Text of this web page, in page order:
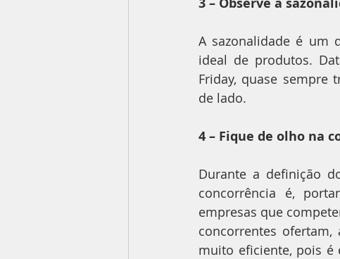
A sazonalidade é um
ideal de produtos.
Friday, quase sempre
de lado.
4 – Fique de olho na
Durante a definição
concorrência é,
empresas que
concorrentes
muito eficiente, pois é